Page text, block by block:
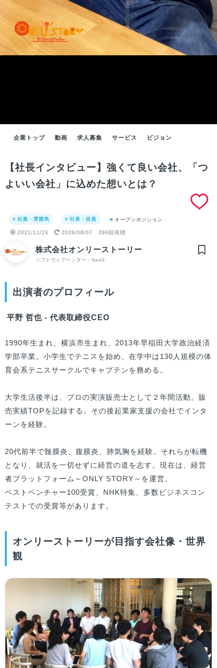
企業トップ 動画 求人募集 サービス ビジョン
【社長インタビュー】強くて良い会社、「つ
よいい会社」に込めた想いとは？
# 社風・雰囲気 # 社長・役員 オープンポジション
2021/11/26 2026/08/07 399回視聴
株式会社オンリーストーリー
ソフトウェアベンダー・SaaS
出演者のプロフィール
平野 哲也 - 代表取締役CEO
1990年生まれ、横浜市生まれ、2013年早稲田大学政治経済
学部卒業。小学生でテニスを始め、在学中は130人規模の体
育会系テニスサークルでキャプテンを務める。
大学生活後半は、プロの実演販売士として２年間活動。販
売実績TOPを記録する。その後起業家支援の会社でインタ
ーンを経験。
20代前半で髄膜炎、腹膜炎、肺気胸を経験。それらが転機
となり、就活を一切せずに経営の道を志す。現在は、経営
者プラットフォーム～ONLY STORY～を運営。
ベストベンチャー100受賞、NHK特集、多数ビジネスコン
テストでの受賞等があります。
オンリーストーリーが目指す会社像・世界
観